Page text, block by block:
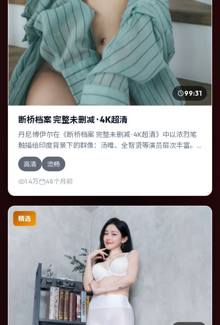
99:31
断桥档案 完整未删减 · 4K超清
丹尼·博伊尔在《断桥档案 完整未删减 · 4K超清》中以浓烈笔
触描绘印度背景下的群像：汤唯、全智贤等演员层次丰富。
作为一部冒险作品，故事从日常裂缝切入，逐步推向不可逆
转的结局；视听语言统一，情感落点克制有力。
高清 流畅
1.4万 48个月前
精选